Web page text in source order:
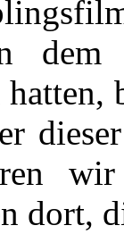
dem
dort,